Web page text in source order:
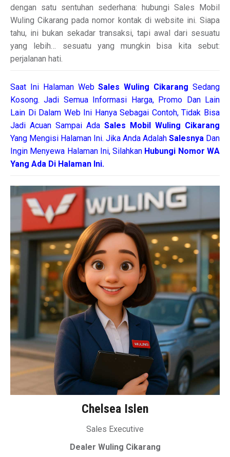
dengan satu sentuhan sederhana: hubungi Sales Mobil
Wuling Cikarang pada nomor kontak di website ini. Siapa
tahu, ini bukan sekadar transaksi, tapi awal dari sesuatu
yang lebih… sesuatu yang mungkin bisa kita sebut:
perjalanan hati.
Saat Ini Halaman WebSales Wuling CikarangSedang
Kosong. Jadi Semua Informasi Harga, Promo Dan Lain
Lain Di Dalam Web Ini Hanya Sebagai Contoh, Tidak Bisa
Jadi Acuan Sampai Ada Sales Mobil Wuling Cikarang
Yang Mengisi Halaman Ini. Jika Anda Adalah Salesnya Dan
Ingin Menyewa Halaman Ini, Silahkan Hubungi Nomor WA
Yang Ada Di Halaman Ini.
Chelsea Islen
Sales Executive
Dealer Wuling Cikarang